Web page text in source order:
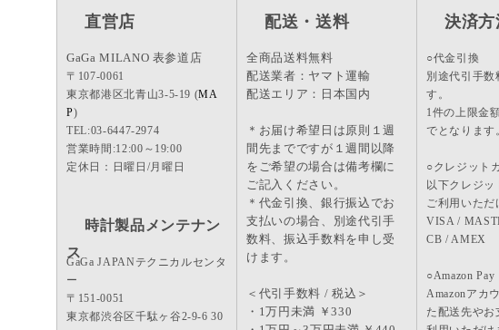
お客様のご都
また、運送会社
直営店
GaGa MILANO 表参道店
〒107-0061
東京都港区北青山3-5-19 (MA
P)
TEL:03-6447-2974
営業時間:12:00～19:00
定休日：日曜日/月曜日
時計製品メンテナン
ス
GaGa JAPANテクニカルセンタ
ー
〒151-0051
東京都渋谷区千駄ヶ谷2-9-6 30
配送・送料
全商品送料無料
配送業者：ヤマト運輸
配送エリア：日本国内
＊お届け希望日は原則１週
間先までですが１週間以降
をご希望の場合は備考欄に
ご記入ください。
＊代金引換、銀行振込でお
支払いの場合、別途代引手
数料、振込手数料を申し受
けます。
＜代引手数料 / 税込＞
・1万円未満 ￥330
決済方
○代金引換
別途代引手数
す。
1件の上限金
でとなります
○クレジット
以下クレジッ
ご利用いただ
VISA /
CB / AMEX
○Amazon Pay
Amazonアカ
た配送先やお